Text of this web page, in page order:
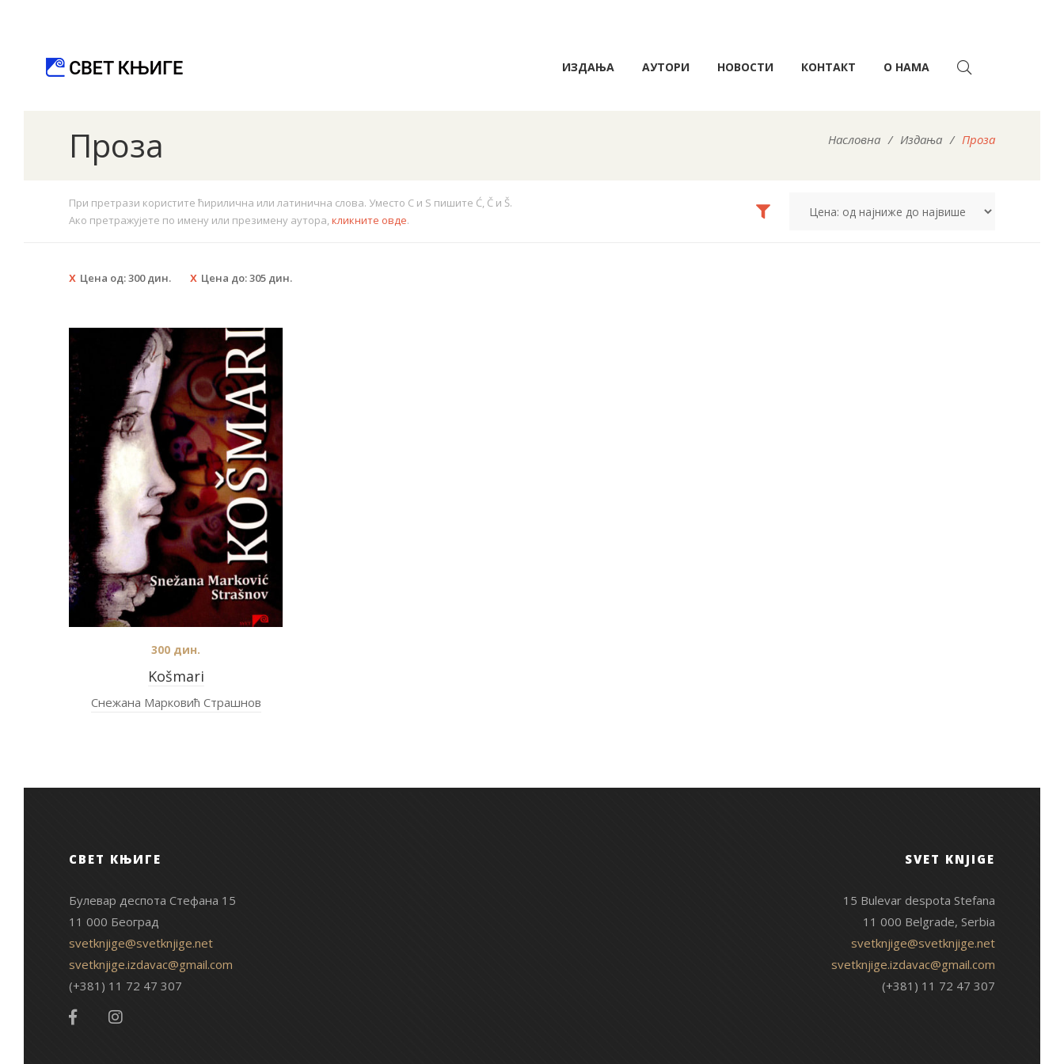
ИЗДАЊА АУТОРИ НОВОСТИ КОНТАКТ О НАМА
Проза Насловна / Издања / Проза
При претрази користите ћирилична или латинична слова. Уместо C и S пишите Ć, Č и Š.
Ако претражујете по имену или презимену аутора,кликните овде.
Цена од:300дин. Цена до:305 дин.
Košmari
300 дин.
Снежана Марковић Страшнов
СВЕТ КЊИГЕ
Булевар деспота Стефана 15
11 000 Београд
svetknjige@svetknjige.net
svetknjige.izdavac@gmail.com
(+381) 11 72 47 307
SVET KNJIGE
15 Bulevar despota Stefana
11 000 Belgrade, Serbia
svetknjige@svetknjige.net
svetknjige.izdavac@gmail.com
(+381) 11 72 47 307